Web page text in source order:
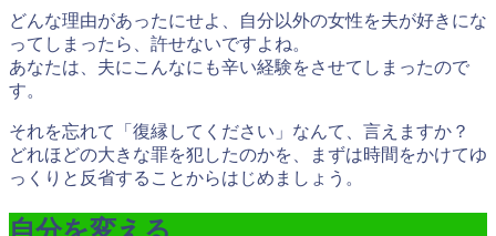
どんな理由があったにせよ、自分以外の女性を夫が好きにな
ってしまったら、許せないですよね。
あなたは、夫にこんなにも辛い経験をさせてしまったので
す。
それを忘れて「復縁してください」なんて、言えますか？
どれほどの大きな罪を犯したのかを、まずは時間をかけてゆ
っくりと反省することからはじめましょう。